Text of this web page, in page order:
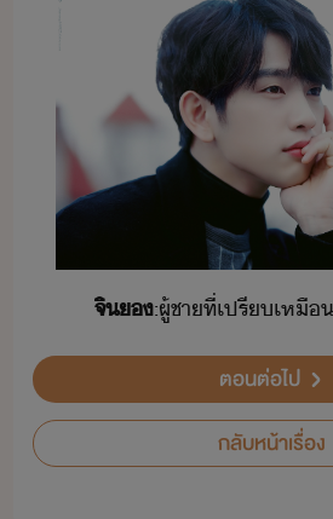
​จิ​​:​ผู้ชา​ที่​เปรีเหื
ตอนต่อไป
กลับหน้าเรื่อง